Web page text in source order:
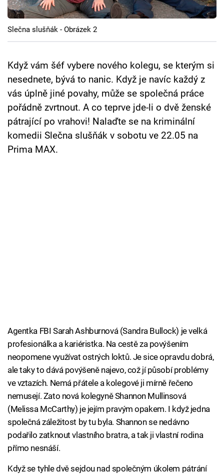
Cool Esport
Pořady
TV Program
Sledujte prima+
Sledujte nás
Slečna slušňák - Obrázek 2
Když vám šéf vybere nového kolegu, se kterým si
nesednete, bývá to nanic. Když je navíc každý z
vás úplně jiné povahy, může se společná práce
pořádně zvrtnout. A co teprve jde-li o dvě ženské
pátrající po vrahovi! Nalaďte se na kriminální
komedii Slečna slušňák v sobotu ve 22.05 na
Prima MAX.
Agentka FBI Sarah Ashburnová (Sandra Bullock) je velká
profesionálka a kariéristka. Na cestě za povýšením
neopomene využívat ostrých loktů. Je sice opravdu dobrá,
ale taky to dává povýšeně najevo, což jí působí problémy
ve vztazích. Nemá přátele a kolegové ji mírně řečeno
nemusejí. Zato nová kolegyně Shannon Mullinsová
(Melissa McCarthy) je jejím pravým opakem. I když jedna
společná záležitost by tu byla. Shannon se nedávno
podařilo zatknout vlastního bratra, a tak ji vlastní rodina
přímo nesnáší.
Když se tyhle dvě sejdou nad společným úkolem pátrání